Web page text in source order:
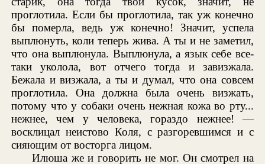
проглотила. Если бы проглотила, так уж конечно
бы померла, ведь уж конечно! Значит, успела
выплюнуть, коли теперь жива. А ты и не заметил,
что она выплюнула. Выплюнула, а язык себе все-
таки уколола, вот отчего тогда и завизжала.
Бежала и визжала, а ты и думал, что она совсем
проглотила. Она должна была очень визжать,
потому что у собаки очень нежная кожа во рту...
нежнее, чем у человека, гораздо нежнее! —
восклицал неистово Коля, с разгоревшимся и с
сияющим от восторга лицом.
Илюша же и говорить не мог. Он смотрел на